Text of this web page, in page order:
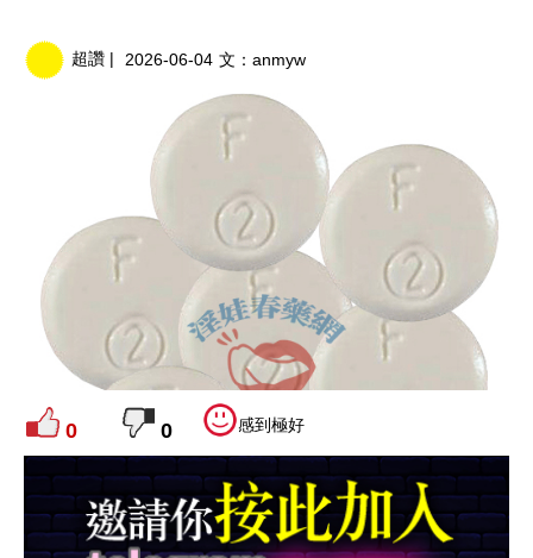
超讚 | 2026-06-04 文： anmyw
0 0 感到極好